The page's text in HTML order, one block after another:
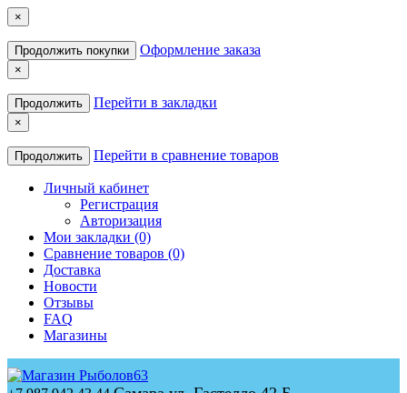
×
Продолжить покупки Оформление заказа
×
Продолжить Перейти в закладки
×
Продолжить Перейти в сравнение товаров
Личный кабинет
Регистрация
Авторизация
Мои закладки (0)
Сравнение товаров (0)
Доставка
Новости
Отзывы
FAQ
Магазины